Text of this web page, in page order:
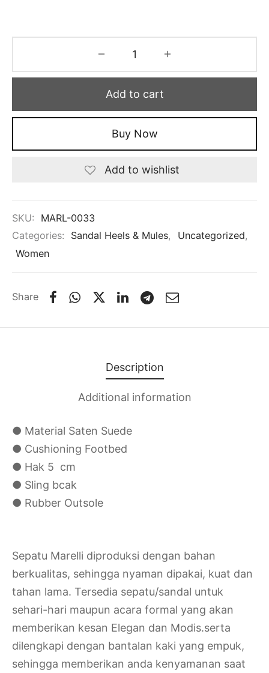
Add to cart
Buy Now
Add to wishlist
SKU:
MARL-0033
Categories:
Sandal Heels & Mules, Uncategorized,
Women
Share
Description
Additional information
● Material Saten Suede
● Cushioning Footbed
● Hak 5 cm
● Sling bcak
● Rubber Outsole
Sepatu Marelli diproduksi dengan bahan
berkualitas, sehingga nyaman dipakai, kuat dan
tahan lama. Tersedia sepatu/sandal untuk
sehari-hari maupun acara formal yang akan
memberikan kesan Elegan dan Modis.serta
dilengkapi dengan bantalan kaki yang empuk,
sehingga memberikan anda kenyamanan saat